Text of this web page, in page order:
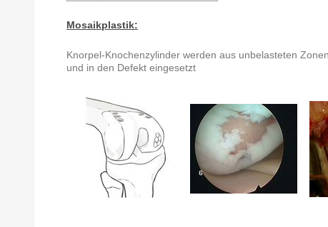
Mosaikplastik:
Knorpel-Knochenzylinder werden aus unbelasteten
und in den Defekt eingesetzt